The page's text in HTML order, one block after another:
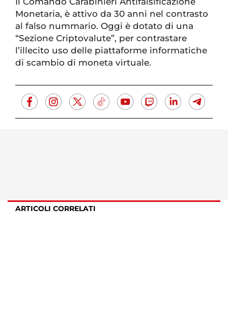
Monetaria, è attivo da 30 anni nel contrasto
al falso nummario. Oggi è dotato di una
“Sezione Criptovalute”, per contrastare
l’illecito uso delle piattaforme informatiche
di scambio di moneta virtuale.
ARTICOLI CORRELATI